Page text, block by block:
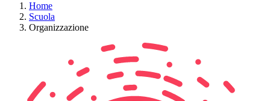
Home
Scuola
Organizzazione